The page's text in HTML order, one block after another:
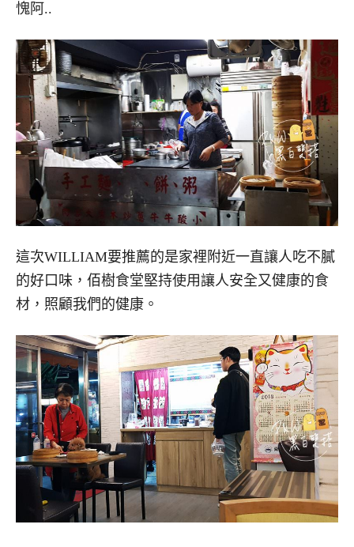
愧阿..
這次WILLIAM要推薦的是家裡附近一直讓人吃不膩
的好口味，佰樹食堂堅持使用讓人安全又健康的食
材，照顧我們的健康。